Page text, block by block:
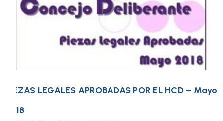
PIEZAS LEGALES APROBADAS POR EL HCD – Mayo
2018